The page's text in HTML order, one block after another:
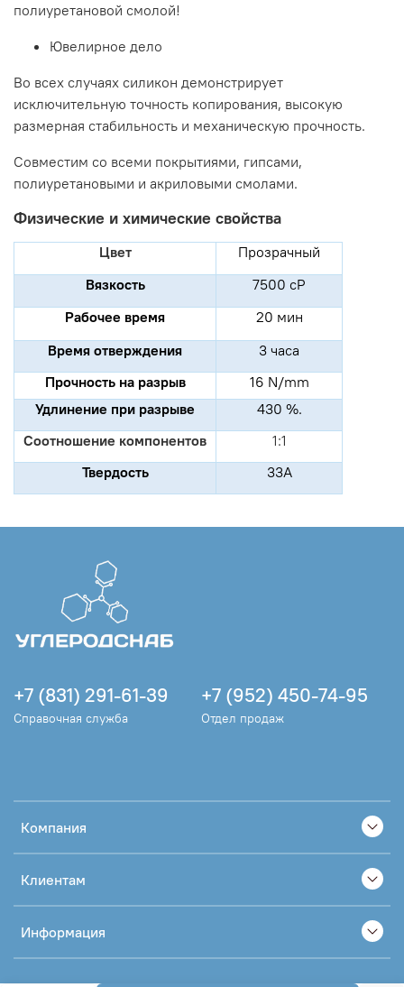
полиуретановой смолой!
Ювелирное дело
Во всех случаях силикон демонстрирует
исключительную точность копирования, высокую
размерная стабильность и механическую прочность.
Совместим со всеми покрытиями, гипсами,
полиуретановыми и акриловыми смолами.
Физические и химические свойства
Цвет
Прозрачный
Вязкость
7500 сР
Рабочее время
20 мин
Время отверждения
3 часа
Прочность на разрыв
16 N/mm
Удлинение при разрыве
430 %.
Соотношение компонентов
1:1
Твердость
33А
Компания
Клиентам
Информация
+7 (831) 291-61-39
Справочная служба
+7 (952) 450-74-95
Отдел продаж